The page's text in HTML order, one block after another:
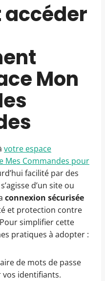
Mon
votre espace
Mes Commandes pour
facilité par des
d’un site ou
connexion sécurisée
et protection contre
simplifier cette
pratiques à adopter :
de mots de passe
identifiants.